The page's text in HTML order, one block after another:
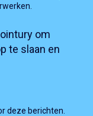
om
te slaan en
deze berichten.